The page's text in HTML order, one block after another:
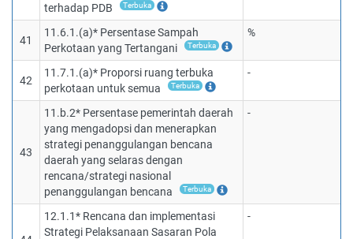
terhadap PDB
Terbuka
41
11.6.1.(a)* Persentase Sampah
Perkotaan yang Tertangani
Terbuka
%
42
11.7.1.(a)* Proporsi ruang terbuka
perkotaan untuk semua
Terbuka
-
43
11.b.2* Persentase pemerintah daerah
yang mengadopsi dan menerapkan
strategi penanggulangan bencana
daerah yang selaras dengan
rencana/strategi nasional
penanggulangan bencana
Terbuka
-
12.1.1* Rencana dan implementasi
Strategi Pelaksanaan Sasaran Pola
-